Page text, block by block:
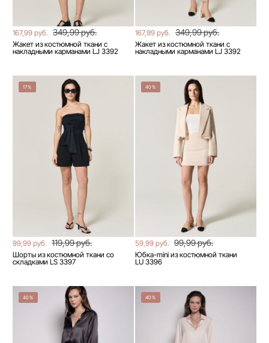
167,99 руб. 349,99 руб.
Жакет из костюмной ткани с
накладными карманами LJ 3392
167,99 руб. 349,99 руб.
Жакет из костюмной ткани с
накладными карманами LJ 3392
17%
99,99 руб. 119,99 руб.
Шорты из костюмной ткани со
складками LS 3397
40%
59,99 руб. 99,99 руб.
Юбка-mini из костюмной ткани
LU 3396
40% 40%